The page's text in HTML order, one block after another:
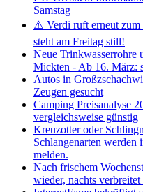
Samstag
⚠️ Verdi ruft erneut zum
steht am Freitag still!
Neue Trinkwasserrohre
Mickten - Ab 16. März:
Autos in
Zeugen gesucht
Camping Preisanalyse
vergleichsweise günstig
Kreuzotter oder
Schlangenarten werden
melden.
Nach frischem
wieder, nachts